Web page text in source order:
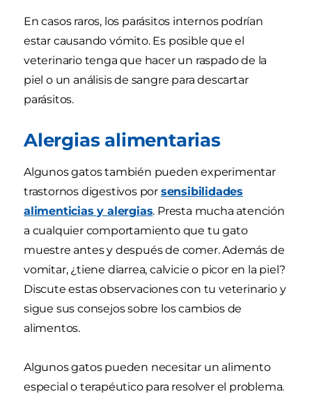
En casos raros, los parásitos internos podrían
estar causando vómito. Es posible que el
veterinario tenga que hacer un raspado de la
piel o un análisis de sangre para descartar
parásitos.
Alergias alimentarias
Algunos gatos también pueden experimentar
trastornos digestivos por sensibilidades
alimenticias y alergias. Presta mucha atención
a cualquier comportamiento que tu gato
muestre antes y después de comer. Además de
vomitar, ¿tiene diarrea, calvicie o picor en la piel?
Discute estas observaciones con tu veterinario y
sigue sus consejos sobre los cambios de
alimentos.
Algunos gatos pueden necesitar un alimento
especial o terapéutico para resolver el problema.